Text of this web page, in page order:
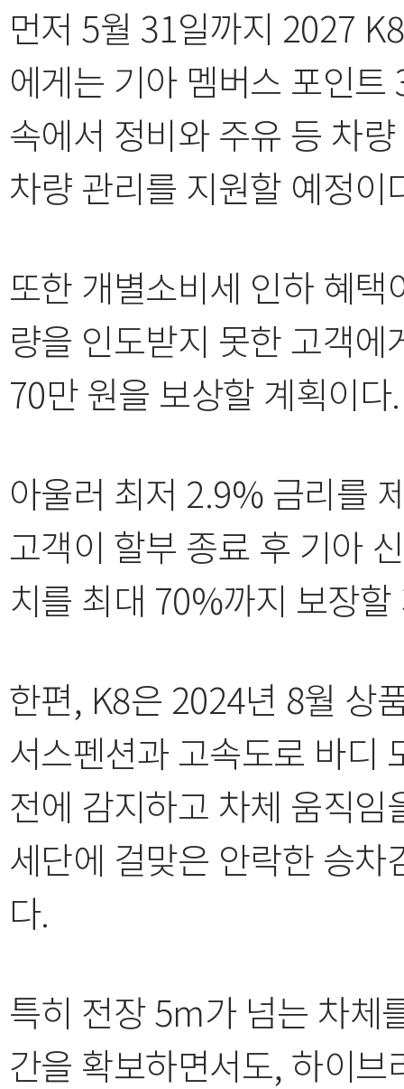
먼저 5월 31일까지 2027
에게는 기아 멤버스 포인
속에서 정비와 주유 등 차
차량 관리를 지원할 예정이
또한 개별소비세 인하 혜
량을 인도받지 못한 고객
70만 원을 보상할 계획이다.
아울러 최저 2.9% 금리를
고객이 할부 종료 후 기아
치를 최대 70%까지 보장
한편, K8은 2024년 8월 상
서스펜션과 고속도로 바디
전에 감지하고 차체 움직
세단에 걸맞은 안락한 승
다.
특히 전장 5m가 넘는 차체
간을 확보하면서도, 하이